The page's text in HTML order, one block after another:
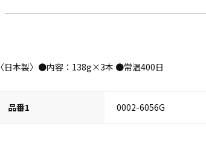
〈日本製〉●内容：138g×3本 ●常温400日
品番1 0002-6056G